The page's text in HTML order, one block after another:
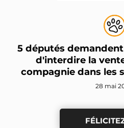
5 députés
d'interdire la
compagnie dans les
28 mai